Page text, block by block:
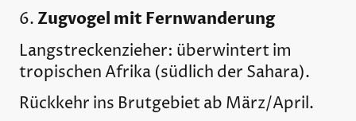
6.Zugvogel mit Fernwanderung
Langstreckenzieher: überwintert im
tropischen Afrika (südlich der Sahara).
Rückkehr ins Brutgebiet ab März/April.